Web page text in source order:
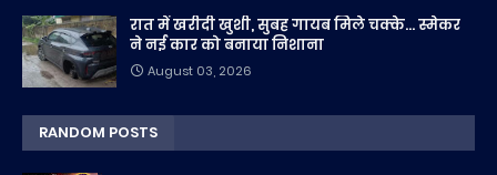
रात में खरीदी खुशी, सुबह गायब मिले चक्के... स्मेकर
ने नई कार को बनाया निशाना
August 03, 2026
RANDOM POSTS